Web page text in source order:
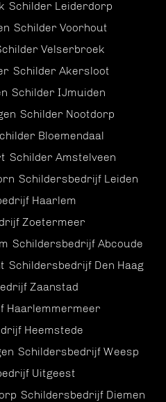
Schilder Leiderdorp
Schilder Voorhout
Velserbroek
Schilder Akersloot
Schilder IJmuiden
Schilder Nootdorp
Bloemendaal
Schilder Amstelveen
Schildersbedrijf Leiden
Haarlem
Zoetermeer
Schildersbedrijf Abcoude
Schildersbedrijf Den Haag
Zaanstad
Haarlemmermeer
Heemstede
Schildersbedrijf Weesp
Uitgeest
Schildersbedrijf Diemen